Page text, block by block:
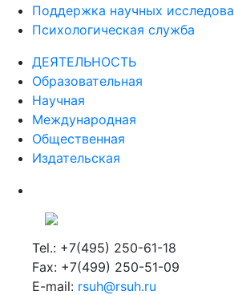
Поддержка научных
Психологическая служба
ДЕЯТЕЛЬНОСТЬ
Образовательная
Научная
Международная
Общественная
Издательская
Tel.: +7(495) 250-61-18
Fax: +7(499) 250-51-09
E-mail: rsuh@rsuh.ru